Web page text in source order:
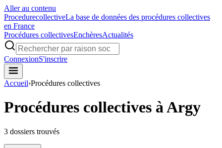
Aller au contenu
ProcedurecollectiveLa base de données des procédures collectives
en France
Procédures collectivesEnchèresActualités
ConnexionS'inscrire
Accueil›Procédures collectives
Procédures collectives à Argy
3 dossiers trouvés